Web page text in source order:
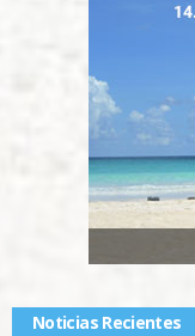
Noticias Recientes